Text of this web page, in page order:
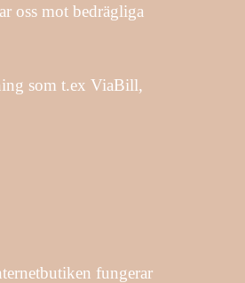
oss mot bedrägliga
som t.ex ViaBill,
fungerar